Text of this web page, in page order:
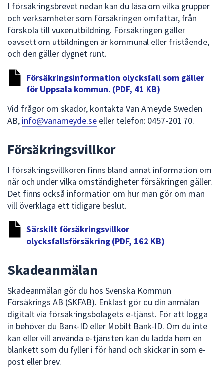
för
att
navigera
mellan
enter
för
välja
något
I försäkringsbrevet nedan kan du läsa om vilka grupper
och verksamheter som försäkringen omfattar, från
förskola till vuxenutbildning. Försäkringen gäller
oavsett om utbildningen är kommunal eller fristående,
och den gäller dygnet runt.
Försäkringsinformation olycksfall som gäller
för Uppsala kommun. (PDF, 41 KB)
Vid frågor om skador, kontakta Van Ameyde Sweden
AB, info@vanameyde.se eller telefon: 0457-201 70.
Försäkringsvillkor
I försäkringsvillkoren finns bland annat information om
när och under vilka omständigheter försäkringen gäller.
Det finns också information om hur man gör om man
vill överklaga ett tidigare beslut.
Särskilt försäkringsvillkor
olycksfallsförsäkring (PDF, 162 KB)
Skadeanmälan
Skadeanmälan gör du hos Svenska Kommun
Försäkrings AB (SKFAB). Enklast gör du din anmälan
digitalt via försäkringsbolagets e-tjänst. För att logga
in behöver du Bank-ID eller Mobilt Bank-ID. Om du inte
kan eller vill använda e-tjänsten kan du ladda hem en
blankett som du fyller i för hand och skickar in som e-
post eller brev.